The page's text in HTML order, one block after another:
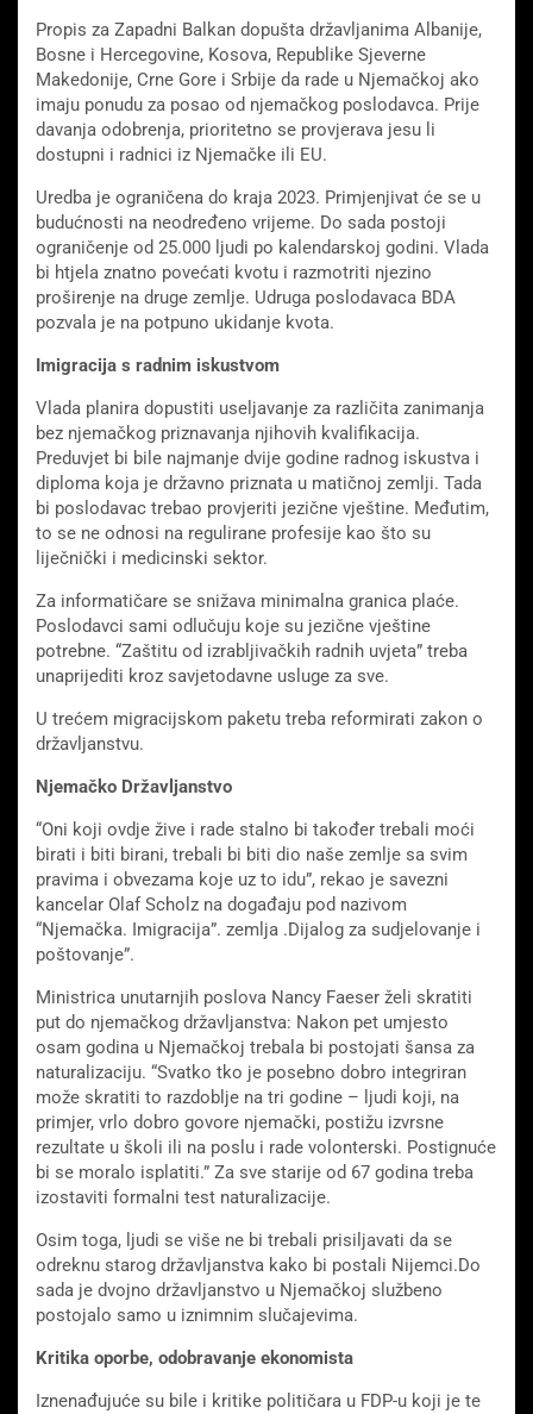
Propis za Zapadni Balkan dopušta državljanima Albanije,
Bosne i Hercegovine, Kosova, Republike Sjeverne
Makedonije, Crne Gore i Srbije da rade u Njemačkoj ako
imaju ponudu za posao od njemačkog poslodavca. Prije
davanja odobrenja, prioritetno se provjerava jesu li
dostupni i radnici iz Njemačke ili EU.
Uredba je ograničena do kraja 2023. Primjenjivat će se u
budućnosti na neodređeno vrijeme. Do sada postoji
ograničenje od 25.000 ljudi po kalendarskoj godini. Vlada
bi htjela znatno povećati kvotu i razmotriti njezino
proširenje na druge zemlje. Udruga poslodavaca BDA
pozvala je na potpuno ukidanje kvota.
Imigracija s radnim iskustvom
Vlada planira dopustiti useljavanje za različita zanimanja
bez njemačkog priznavanja njihovih kvalifikacija.
Preduvjet bi bile najmanje dvije godine radnog iskustva i
diploma koja je državno priznata u matičnoj zemlji. Tada
bi poslodavac trebao provjeriti jezične vještine. Međutim,
to se ne odnosi na regulirane profesije kao što su
liječnički i medicinski sektor.
Za informatičare se snižava minimalna granica plaće.
Poslodavci sami odlučuju koje su jezične vještine
potrebne. “Zaštitu od izrabljivačkih radnih uvjeta” treba
unaprijediti kroz savjetodavne usluge za sve.
U trećem migracijskom paketu treba reformirati zakon o
državljanstvu.
Njemačko Državljanstvo
“Oni koji ovdje žive i rade stalno bi također trebali moći
birati i biti birani, trebali bi biti dio naše zemlje sa svim
pravima i obvezama koje uz to idu”, rekao je savezni
kancelar Olaf Scholz na događaju pod nazivom
“Njemačka. Imigracija”. zemlja .Dijalog za sudjelovanje i
poštovanje”.
Ministrica unutarnjih poslova Nancy Faeser želi skratiti
put do njemačkog državljanstva: Nakon pet umjesto
osam godina u Njemačkoj trebala bi postojati šansa za
naturalizaciju. “Svatko tko je posebno dobro integriran
može skratiti to razdoblje na tri godine – ljudi koji, na
primjer, vrlo dobro govore njemački, postižu izvrsne
rezultate u školi ili na poslu i rade volonterski. Postignuće
bi se moralo isplatiti.” Za sve starije od 67 godina treba
izostaviti formalni test naturalizacije.
Osim toga, ljudi se više ne bi trebali prisiljavati da se
odreknu starog državljanstva kako bi postali Nijemci.Do
sada je dvojno državljanstvo u Njemačkoj službeno
postojalo samo u iznimnim slučajevima.
Kritika oporbe, odobravanje ekonomista
Iznenađujuće su bile i kritike političara u FDP-u koji je te